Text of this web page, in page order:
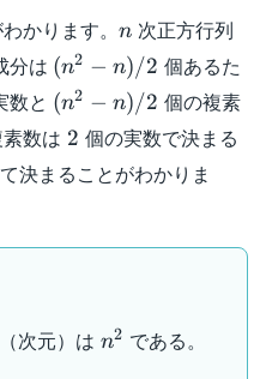
かります。 n
n 次正方行列
分は (n^2-
n)/2
(n2 − n)/2 個あるた
と (n^2-
n)/2
(n2 − n)/2 個の複素
数は 2
2 個の実数で決まる
決まることがわかりま
次元）は n^2
n2 である。